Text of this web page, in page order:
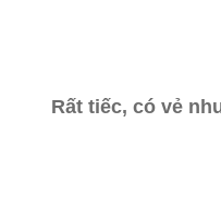
Rất tiếc, có vẻ